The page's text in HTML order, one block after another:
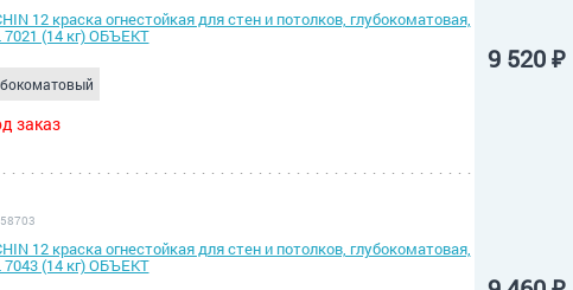
12 краска огнестойкая для стен и потолков, глубокоматовая,
7021 (14 кг) ОБЪЕКТ
заказ
9 520 ₽
12 краска огнестойкая для стен и потолков, глубокоматовая,
7043 (14 кг) ОБЪЕКТ